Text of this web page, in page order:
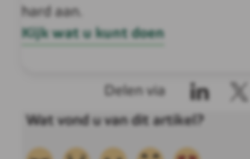
hard aan.
Kijk wat u kunt doen
Delen via